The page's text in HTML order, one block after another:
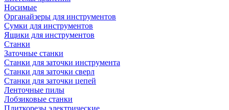
Носимые
Органайзеры для инструментов
Сумки для инструментов
Ящики для инструментов
Станки
Заточные станки
Станки для заточки инструмента
Станки для заточки сверл
Станки для заточки цепей
Ленточные пилы
Лобзиковые станки
Плиткорезы электрические